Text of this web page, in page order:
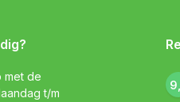
met de
t/m